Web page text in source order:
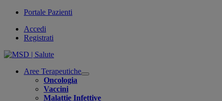
Portale Pazienti
Accedi
Registrati
Aree Terapeutiche
Open
Oncologia
Vaccini
Malattie Infettive